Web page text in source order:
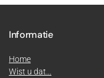
Informatie
Home
Wist u dat...